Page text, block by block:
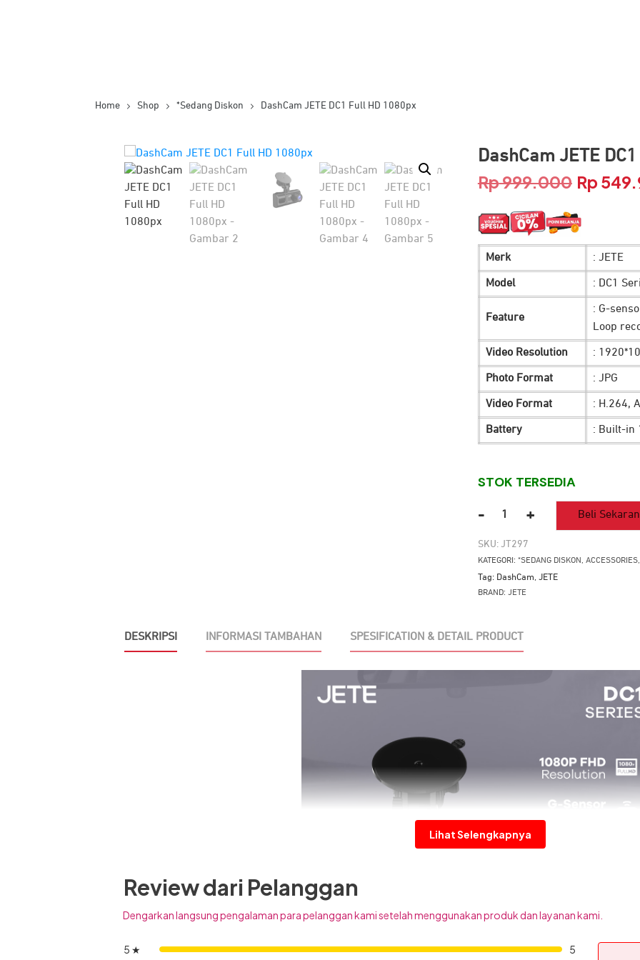
Home Shop *Sedang Diskon DashCam JETE DC1 Full HD 1080px
DashCam JETE
Rp999.000 Harga
aslinya
adalah:
Rp
Rp
Merk : JETE
Model : DC1
Feature
: G-
Loop
Video Resolution :
Photo Format : JPG
Video Format : H.264,
Battery : Built-in
STOK TERSEDIA
-
DashCam
JETE
DC1
Full
+ Beli
SKU: JT297
KATEGORI: *SEDANG DISKON, ACCESSORIES
Tag: DashCam JETE
BRAND: JETE
DESKRIPSI INFORMASI TAMBAHAN SPESIFICATION & DETAIL PRODUCT
Lihat Selengkapnya
Review dari Pelanggan
Dengarkan langsung pengalaman para pelanggan kami setelah menggunakan produk dan layanan kami.
5 ★
5